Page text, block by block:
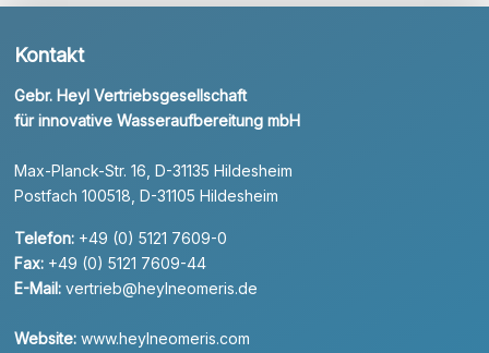
Kontakt
Gebr. Heyl Vertriebsgesellschaft
für innovative Wasseraufbereitung mbH
Max-Planck-Str. 16, D-31135 Hildesheim
Postfach 100518, D-31105 Hildesheim
Telefon: +49 (0) 5121 7609-0
Fax: +49 (0) 5121 7609-44
E-Mail: vertrieb@heylneomeris.de
Website: www.heylneomeris.com